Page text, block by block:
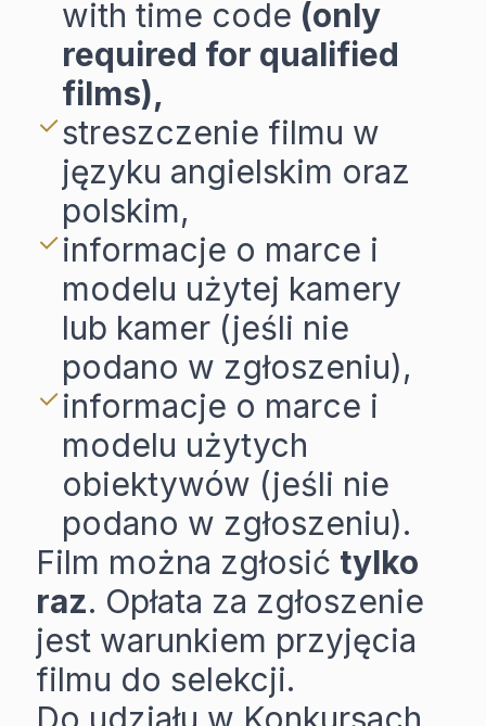
with time code (only
required for qualified
films),
streszczenie filmu w
języku angielskim oraz
polskim,
informacje o marce i
modelu użytej kamery
lub kamer (jeśli nie
podano w zgłoszeniu),
informacje o marce i
modelu użytych
obiektywów (jeśli nie
podano w zgłoszeniu).
Film można zgłosić tylko
raz. Opłata za zgłoszenie
jest warunkiem przyjęcia
filmu do selekcji.